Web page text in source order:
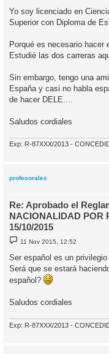
Yo soy licenciado en
Superior con Diploma de
Porqué es necesario
Estudié las dos carreras
Sin embargo, tengo una
España y casi no habla
de hacer DELE....
Saludos cordiales
Exp: R-87XXX/2013 -
profesoralex
Re: Aprobado el
NACIONALIDAD POR
15/10/2015
M
e
s
a
e
11 Nov 2015, 12:52
Ser español es un
Será que se estará
español?
Saludos cordiales
Exp: R-87XXX/2013 -